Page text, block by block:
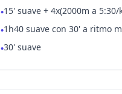
•15' suave + 4x(2000m a
•1h40 suave con 30' a ritmo
•30' suave